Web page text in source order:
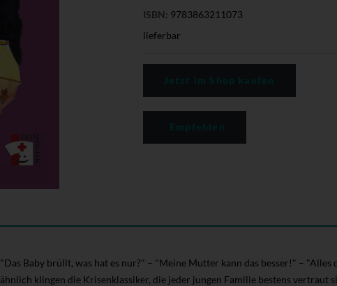
ISBN: 9783863211073
lieferbar
"Das Baby brüllt, was hat es nur?" – "Meine Mutter kann das besser!" –
ähnlich klingen die Krisenklassiker, die jeder jungen Familie bestens vertraut